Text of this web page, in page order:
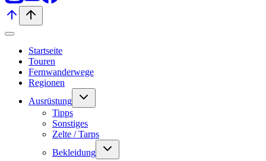
Startseite
Touren
Fernwanderwege
Regionen
Ausrüstung
Untermenü
Tipps
Sonstiges
Zelte / Tarps
Bekleidung
Untermenü